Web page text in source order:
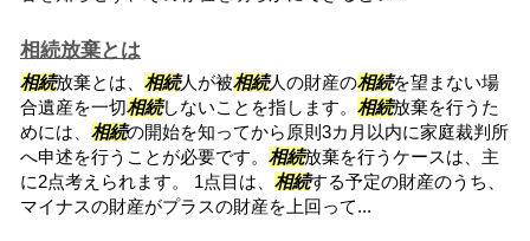
相続放棄とは
相続放棄とは、 相続人が被相続人の財産の相続を望まない場
合遺産を一切相続しないことを指します。 相続放棄を行うた
めには、 相続の開始を知ってから原則3カ月以内に家庭裁判所
へ申述を行うことが必要です。 相続放棄を行うケースは、主
に2点考えられます。 1点目は、 相続する予定の財産のうち、
マイナスの財産がプラスの財産を上回って...